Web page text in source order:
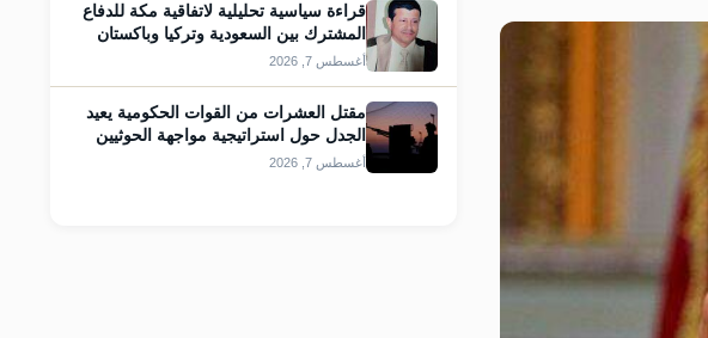
قراءة سياسية تحليلية لاتفاقية مكة للدفاع
المشترك بين السعودية وتركيا وباكستان
أغسطس 7, 2026
مقتل العشرات من القوات الحكومية يعيد
الجدل حول استراتيجية مواجهة الحوثيين
أغسطس 7, 2026